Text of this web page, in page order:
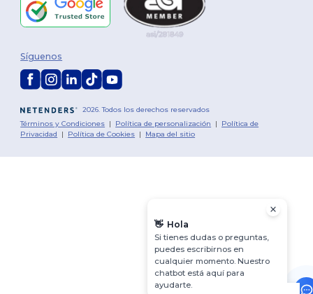
2026. Todos los derechos reservados
Términos y Condiciones | Política de personalización | Política de
Privacidad | Política de Cookies | Mapa del sitio
Síguenos
👋 Hola
Si tienes dudas o preguntas,
puedes escribirnos en
cualquier momento. Nuestro
chatbot está aquí para
ayudarte.